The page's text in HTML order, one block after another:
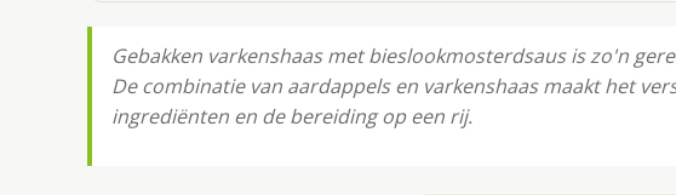
Gebakken varkenshaas met bieslookmosterdsaus is zo'n
De combinatie van aardappels en varkenshaas maakt het
ingrediënten en de bereiding op een rij.